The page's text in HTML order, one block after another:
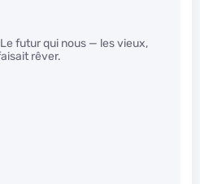
futur qui nous — les vieux,
rêver.